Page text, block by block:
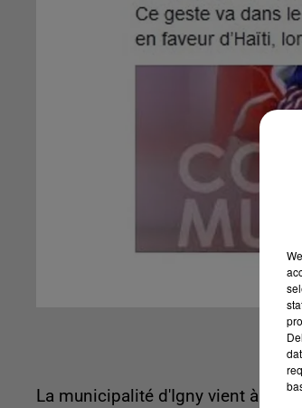
La municipalité d'Igny vient à son